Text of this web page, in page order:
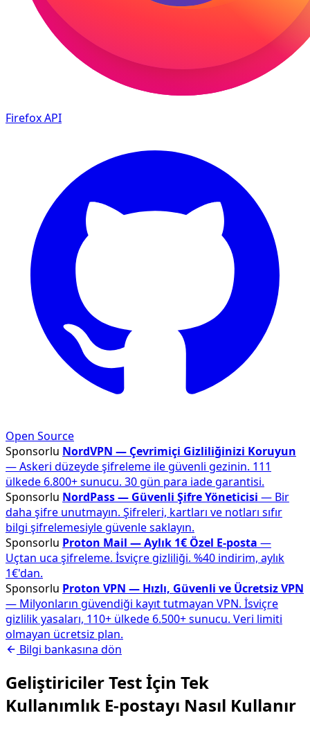
FirefoxAPI
Open Source
Sponsorlu NordVPN — Çevrimiçi Gizliliğinizi Koruyun
— Askeri düzeyde şifreleme ile güvenli gezinin. 111
ülkede 6.800+ sunucu. 30 gün para iade garantisi.
Sponsorlu NordPass — Güvenli Şifre Yöneticisi — Bir
daha şifre unutmayın. Şifreleri, kartları ve notları sıfır
bilgi şifrelemesiyle güvenle saklayın.
Sponsorlu Proton Mail — Aylık 1€ Özel E-posta —
Uçtan uca şifreleme. İsviçre gizliliği. %40 indirim, aylık
1€'dan.
Sponsorlu Proton VPN — Hızlı, Güvenli ve Ücretsiz VPN
— Milyonların güvendiği kayıt tutmayan VPN. İsviçre
gizlilik yasaları, 110+ ülkede 6.500+ sunucu. Veri limiti
olmayan ücretsiz plan.
Bilgi bankasına dön
Geliştiriciler Test İçin Tek
Kullanımlık E-postayı Nasıl Kullanır